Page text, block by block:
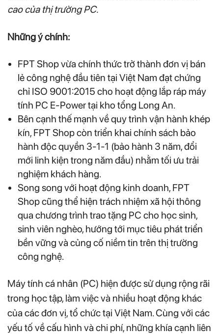
cao của thị trường PC.
Những ý chính:
FPT Shop vừa chính thức trở thành đơn vị bán
lẻ công nghệ đầu tiên tại Việt Nam đạt chứng
chỉ ISO 9001:2015 cho hoạt động lắp ráp máy
tính PC E-Power tại kho tổng Long An.
Bên cạnh thế mạnh về quy trình vận hành khép
kín, FPT Shop còn triển khai chính sách bảo
hành độc quyền 3-1-1 (bảo hành 3 năm, đổi
mới linh kiện trong năm đầu) nhằm tối ưu trải
nghiệm khách hàng.
Song song với hoạt động kinh doanh, FPT
Shop cũng thể hiện trách nhiệm xã hội thông
qua chương trình trao tặng PC cho học sinh,
sinh viên nghèo, hướng tới mục tiêu phát triển
bền vững và củng cố niềm tin trên thị trường
công nghệ.
Máy tính cá nhân (PC) hiện được sử dụng rộng rãi
trong học tập, làm việc và nhiều hoạt động khác
của các đơn vị, tổ chức tại Việt Nam. Cùng với các
yếu tố về cấu hình và chi phí, những khía cạnh liên